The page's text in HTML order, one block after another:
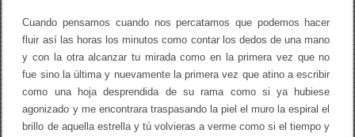
r
Cuando pensamos cuando nos percatamos que podemos hacer
fluir así las horas los minutos como contar los dedos de una mano
y con la otra alcanzar tu mirada como en la primera vez que no
fue sino la última y nuevamente la primera vez que atino a escribir
como una hoja desprendida de su rama como si ya hubiese
agonizado y me encontrara traspasando la piel el muro la espiral el
brillo de aquella estrella y tú volvieras a verme como si el tiempo y